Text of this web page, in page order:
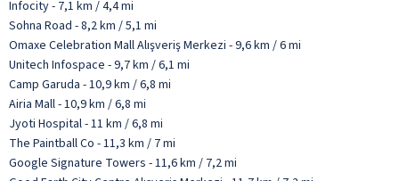
Infocity - 7,1 km / 4,4 mi
Sohna Road - 8,2 km / 5,1 mi
Omaxe Celebration Mall Alışveriş Merkezi - 9,6 km / 6 mi
Unitech Infospace - 9,7 km / 6,1 mi
Camp Garuda - 10,9 km / 6,8 mi
Airia Mall - 10,9 km / 6,8 mi
Jyoti Hospital - 11 km / 6,8 mi
The Paintball Co - 11,3 km / 7 mi
Google Signature Towers - 11,6 km / 7,2 mi